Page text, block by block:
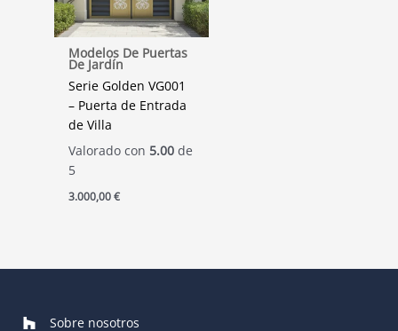
Modelos De Puertas
De Jardín
Serie Golden VG001
– Puerta de Entrada
de Villa
Valorado con 5.00 de
5
3.000,00€
Sobre nosotros